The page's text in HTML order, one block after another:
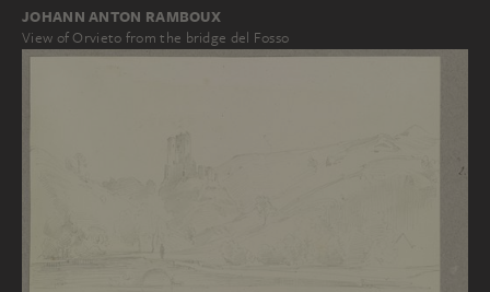
JOHANN ANTON RAMBOUX
View of Orvieto from the bridge del Fosso